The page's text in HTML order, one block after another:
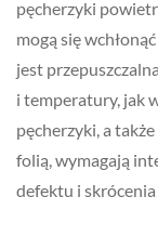
pęcherzyki
mogą się
jest
i temperatury, jak
pęcherzyki, a
folią, wymagają
defektu i